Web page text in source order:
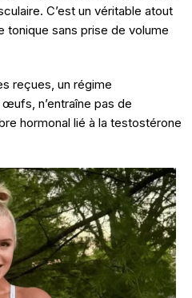
C’est un véritable atout
tonique sans prise de volume
reçues, un régime
n’entraîne pas de
hormonal lié à la testostérone